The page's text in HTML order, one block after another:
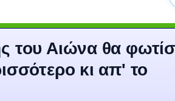
του Αιώνα θα
κι απ' το